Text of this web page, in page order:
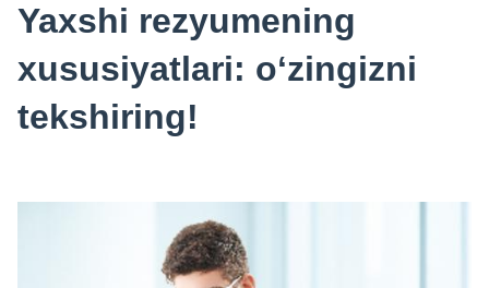
Yaxshi rezyumening
xususiyatlari: oʻzingizni
tekshiring!